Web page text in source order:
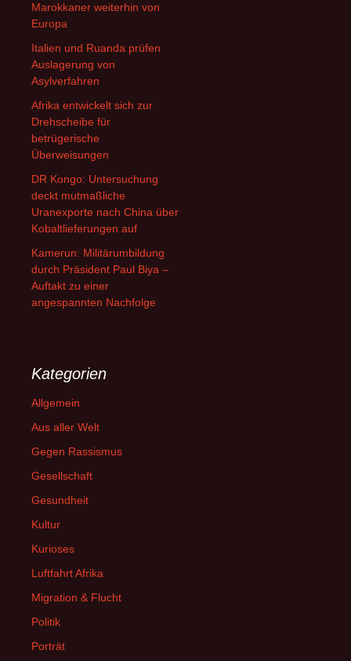
Marokkaner weiterhin von
Europa
Italien und Ruanda prüfen
Auslagerung von
Asylverfahren
Afrika entwickelt sich zur
Drehscheibe für
betrügerische
Überweisungen
DR Kongo: Untersuchung
deckt mutmaßliche
Uranexporte nach China über
Kobaltlieferungen auf
Kamerun: Militärumbildung
durch Präsident Paul Biya –
Auftakt zu einer
angespannten Nachfolge
Kategorien
Allgemein
Aus aller Welt
Gegen Rassismus
Gesellschaft
Gesundheit
Kultur
Kurioses
Luftfahrt Afrika
Migration & Flucht
Politik
Porträt